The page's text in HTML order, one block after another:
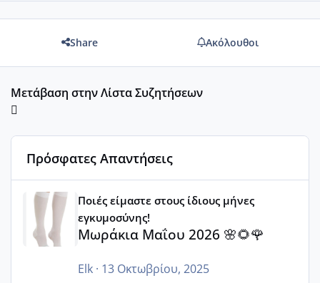
Share Ακόλουθοι
Μετάβαση στην Λίστα Συζητήσεων
Πρόσφατες Απαντήσεις
Μωράκια Μαΐου 2026 🌸🌻🌹
Ποιές είμαστε στους ίδιους μήνες
εγκυμοσύνης!
Μωράκια Μαΐου 2026 🌸🌻🌹
Elk· 13 Οκτωβρίου, 2025